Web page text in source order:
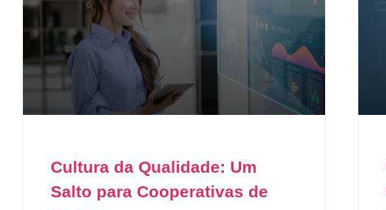
Cultura da Qualidade: Um
Salto para Cooperativas de